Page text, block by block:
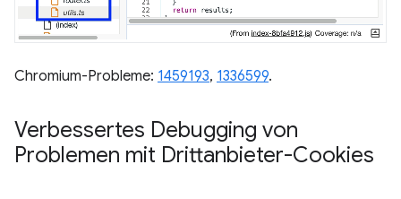
Chromium-Probleme: 1459193, 1336599.
Verbessertes Debugging von
Problemen mit Drittanbieter-Cookies